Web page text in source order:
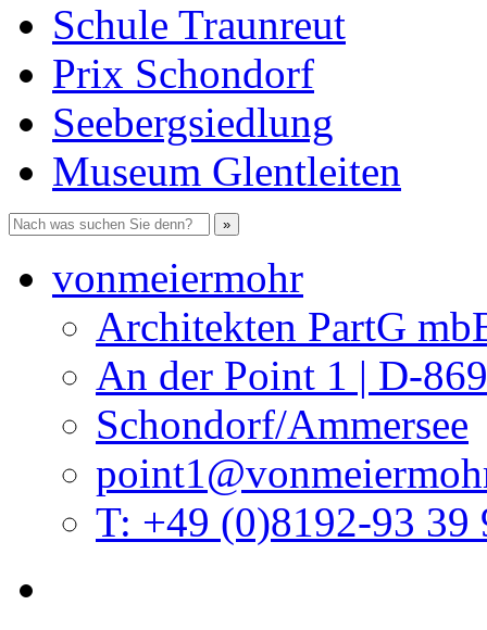
Schule Traunreut
Prix Schondorf
Seebergsiedlung
Museum Glentleiten
vonmeiermohr
Architekten PartG
An der Point 1 | D-
Schondorf/Ammersee
T: +49 (0)8192-93 39